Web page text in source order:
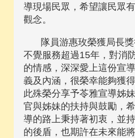
導現場民眾，希望讓民眾
觀念。
隊員游惠玫榮獲局長獎
不覺服務超過15年，對消
的情感，深深愛上這份宣
義及內涵，很榮幸能夠獲
此殊榮分享予苓雅宣導姊
官與姊妹的扶持與鼓勵，
導的路上秉持著初衷，並
的後盾，也期許在未來能